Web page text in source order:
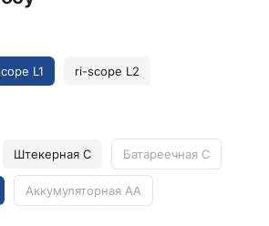
L1 ri-scope L2
Штекерная C Батареечная C
Аккумуляторная AA